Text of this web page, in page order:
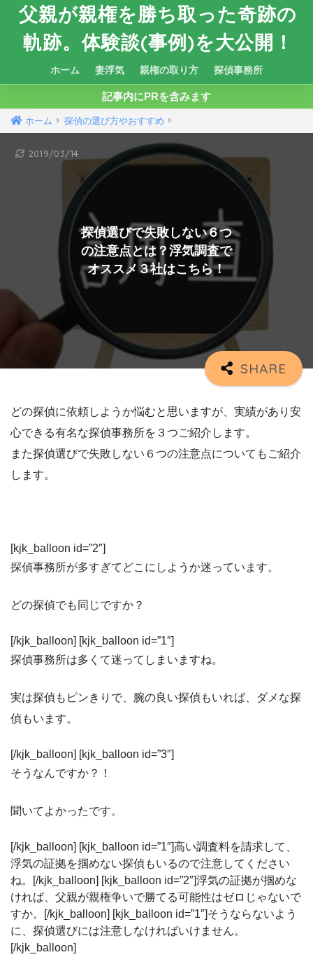
父親が親権を勝ち取った奇跡の
軌跡。体験談(事例)を大公開！
ホーム 妻浮気 親権の取り方 探偵事務所
記事内にPRを含みます
ホーム 探偵の選び方やおすすめ
探偵選びで失敗しない６つ
の注意点とは？浮気調査で
オススメ３社はこちら！
2019/03/14
どの探偵に依頼しようか悩むと思いますが、実績があり安
心できる有名な探偵事務所を３つご紹介します。
また探偵選びで失敗しない６つの注意点についてもご紹介
します。
[kjk_balloon id=”2″]
探偵事務所が多すぎてどこにしようか迷っています。
どの探偵でも同じですか？
[/kjk_balloon] [kjk_balloon id=”1″]
探偵事務所は多くて迷ってしまいますね。
実は探偵もピンきりで、腕の良い探偵もいれば、ダメな探
偵もいます。
[/kjk_balloon] [kjk_balloon id=”3″]
そうなんですか？！
聞いてよかったです。
[/kjk_balloon] [kjk_balloon id=”1″]高い調査料を請求して、
浮気の証拠を掴めない探偵もいるので注意してください
ね。[/kjk_balloon] [kjk_balloon id=”2″]浮気の証拠が掴めな
ければ、父親が親権争いで勝てる可能性はゼロじゃないで
すか。[/kjk_balloon] [kjk_balloon id=”1″]そうならないよう
に、探偵選びには注意しなければいけません。
[/kjk_balloon]